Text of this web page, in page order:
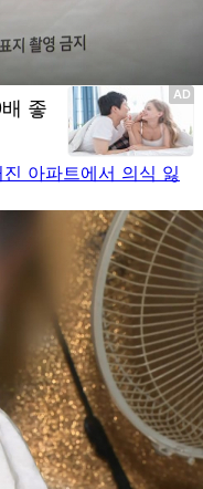
아파트에서 의식 잃